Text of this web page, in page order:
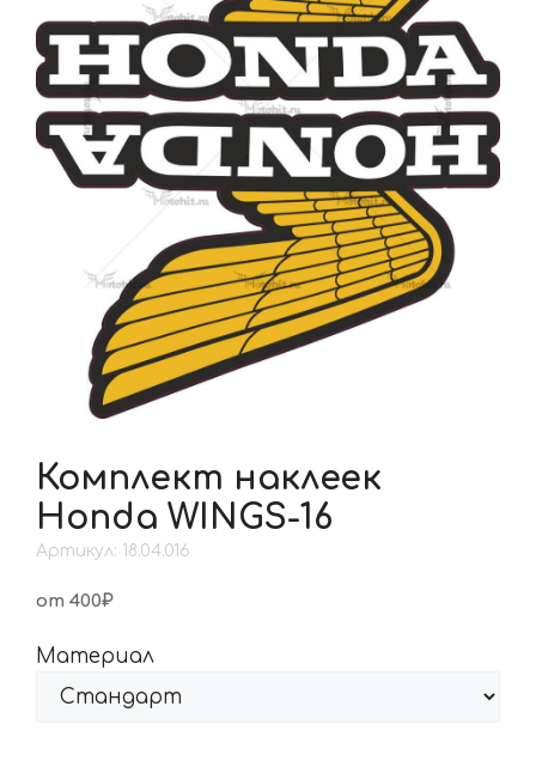
Комплект наклеек
Honda WINGS-16
Артикул: 18.04.016
от 400₽
Материал